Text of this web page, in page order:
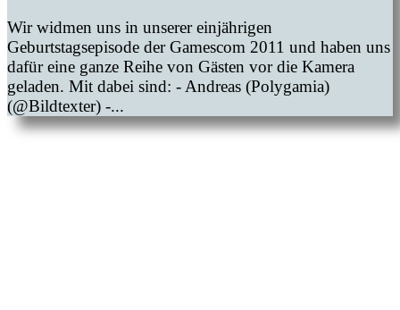
Wir widmen uns in unserer einjährigen
Geburtstagsepisode der Gamescom 2011 und haben uns
dafür eine ganze Reihe von Gästen vor die Kamera
geladen. Mit dabei sind: - Andreas (Polygamia)
(@Bildtexter) -...